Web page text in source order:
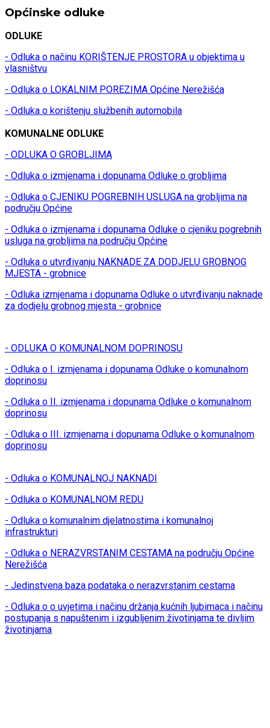
Općinske odluke
ODLUKE
- Odluka o načinu KORIŠTENJE PROSTORA u objektima u
vlasništvu
- Odluka o LOKALNIM POREZIMA Općine Nerežišća
- Odluka o korištenju službenih automobila
KOMUNALNE ODLUKE
- ODLUKA O GROBLJIMA
- Odluka o izmjenama i dopunama Odluke o grobljima
- Odluka o CJENIKU POGREBNIH USLUGA na grobljima na
području Općine
- Odluka o izmjenama i dopunama Odluke o cjeniku pogrebnih
usluga na grobljima na području Općine
- Odluka o utvrđivanju NAKNADE ZA DODJELU GROBNOG
MJESTA - grobnice
- Odluka izmjenama i dopunama Odluke o utvrđivanju naknade
za dodjelu grobnog mjesta - grobnice
- ODLUKA O KOMUNALNOM DOPRINOSU
- Odluka o I. izmjenama i dopunama Odluke o komunalnom
doprinosu
- Odluka o II. izmjenama i dopunama Odluke o komunalnom
doprinosu
- Odluka o III. izmjenama i dopunama Odluke o komunalnom
doprinosu
- Odluka o KOMUNALNOJ NAKNADI
- Odluka o KOMUNALNOM REDU
- Odluka o komunalnim djelatnostima i komunalnoj
infrastrukturi
- Odluka o NERAZVRSTANIM CESTAMA na području Općine
Nerežišća
- Jedinstvena baza podataka o nerazvrstanim cestama
- Odluka o o uvjetima i načinu držanja kućnih ljubimaca i načinu
postupanja s napuštenim i izgubljenim životinjama te divljim
životinjama